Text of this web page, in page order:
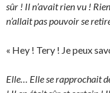
sûr ! Il n’avait rien vu !
n’allait pas pouvoir se
« Hey ! Tery ! Je peux
Elle… Elle se rapprochait